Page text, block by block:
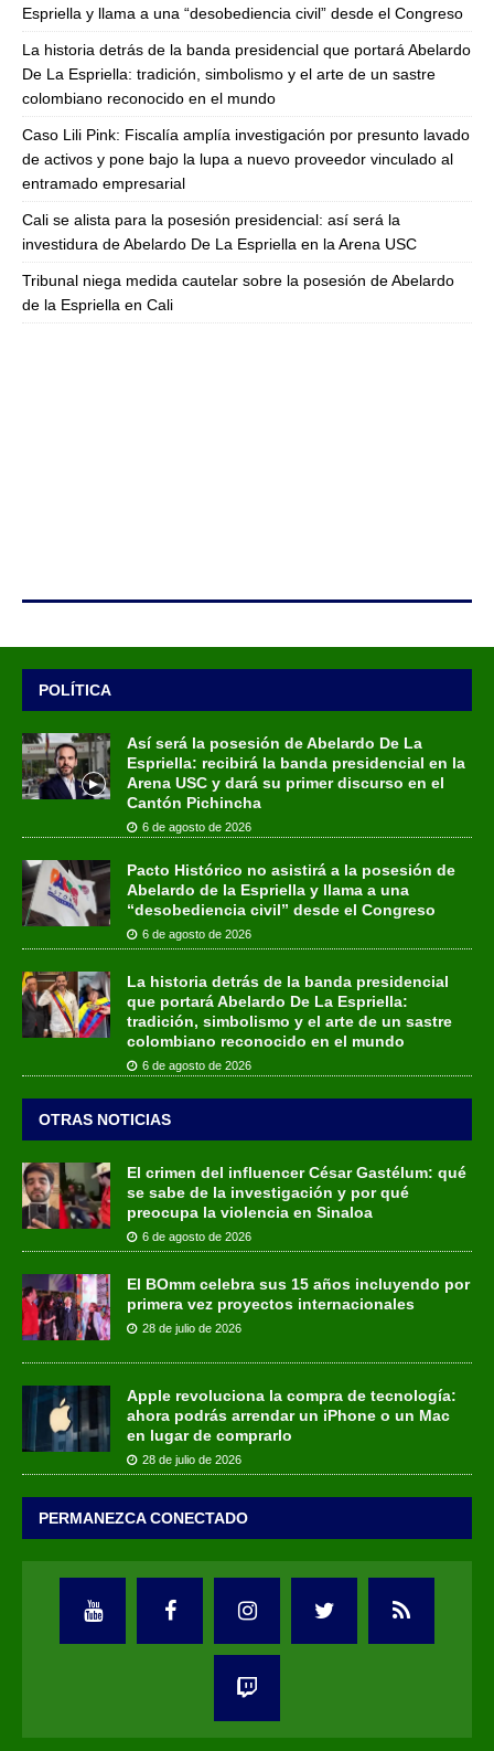
Espriella y llama a una “desobediencia civil” desde el Congreso
La historia detrás de la banda presidencial que portará Abelardo
De La Espriella: tradición, simbolismo y el arte de un sastre
colombiano reconocido en el mundo
Caso Lili Pink: Fiscalía amplía investigación por presunto lavado
de activos y pone bajo la lupa a nuevo proveedor vinculado al
entramado empresarial
Cali se alista para la posesión presidencial: así será la
investidura de Abelardo De La Espriella en la Arena USC
Tribunal niega medida cautelar sobre la posesión de Abelardo
de la Espriella en Cali
POLÍTICA
Así será la posesión de Abelardo De La
Espriella: recibirá la banda presidencial en la
Arena USC y dará su primer discurso en el
Cantón Pichincha
6 de agosto de 2026
Pacto Histórico no asistirá a la posesión de
Abelardo de la Espriella y llama a una
“desobediencia civil” desde el Congreso
6 de agosto de 2026
La historia detrás de la banda presidencial
que portará Abelardo De La Espriella:
tradición, simbolismo y el arte de un sastre
colombiano reconocido en el mundo
6 de agosto de 2026
OTRAS NOTICIAS
El crimen del influencer César Gastélum: qué
se sabe de la investigación y por qué
preocupa la violencia en Sinaloa
6 de agosto de 2026
El BOmm celebra sus 15 años incluyendo por
primera vez proyectos internacionales
28 de julio de 2026
Apple revoluciona la compra de tecnología:
ahora podrás arrendar un iPhone o un Mac
en lugar de comprarlo
28 de julio de 2026
PERMANEZCA CONECTADO